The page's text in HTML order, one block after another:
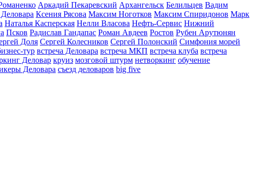
Аркадий Пекаревский Архангельск Белильцев Вадим
Ксения Рясова Максим Ноготков Максим Спиридонов Марк
Наталья Касперская Нелли Власова Нефть-Сервис Нижний
Псков Радислав Гандапас Роман Авдеев Ростов Рубен Арутюнян
Доля Сергей Колесников Сергей Полонский Симфония морей
тур встреча Деловара встреча МКП встреча клуба встреча
Деловар круиз мозговой штурм нетворкинг обучение
Деловара съезд деловаров big five